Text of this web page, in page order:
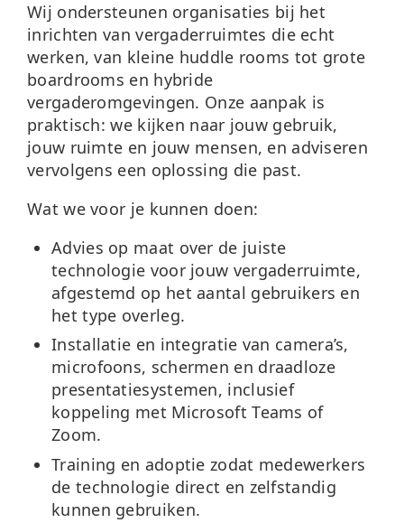
Wij ondersteunen organisaties bij het
inrichten van vergaderruimtes die echt
werken, van kleine huddle rooms tot grote
boardrooms en hybride
vergaderomgevingen. Onze aanpak is
praktisch: we kijken naar jouw gebruik,
jouw ruimte en jouw mensen, en adviseren
vervolgens een oplossing die past.
Wat we voor je kunnen doen:
Advies op maat over de juiste
technologie voor jouw vergaderruimte,
afgestemd op het aantal gebruikers en
het type overleg.
Installatie en integratie van camera’s,
microfoons, schermen en draadloze
presentatiesystemen, inclusief
koppeling met Microsoft Teams of
Zoom.
Training en adoptie zodat medewerkers
de technologie direct en zelfstandig
kunnen gebruiken.